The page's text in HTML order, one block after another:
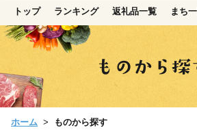
トップ ランキング 返礼品一覧 まち
ホーム ものから探す